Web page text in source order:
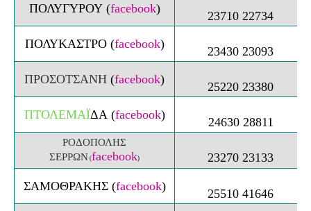
ΠΟΛΥΓΥΡΟΥ(facebook)
23710 22734
ΠΟΛΥΚΑΣΤΡΟ(facebook)
23430 23093
ΠΡΟΣΟΤΣΑΝΗ (facebook)
25220 23380
ΠΤΟΛΕΜΑΪΔΑ (facebook)
24630 28811
ΡΟΔΟΠΟΛΗΣ
ΣΕΡΡΩΝ (facebook) 23270 23133
ΣΑΜΟΘΡΑΚΗΣ(facebook)
25510 41646